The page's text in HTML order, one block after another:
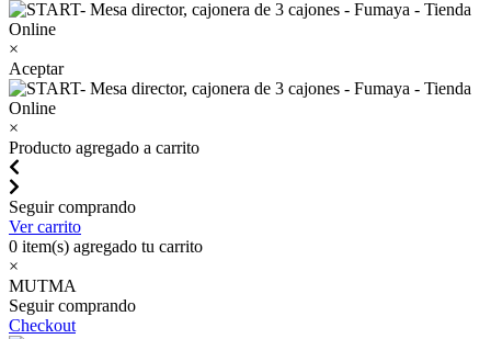
×
Aceptar
×
Producto agregado a carrito
Seguir comprando
Ver carrito
0 item(s) agregado tu carrito
×
MUTMA
Seguir comprando
Checkout